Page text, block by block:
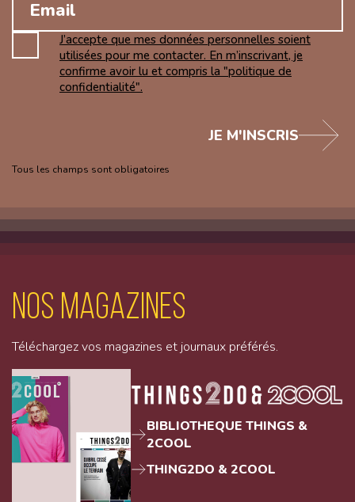
J’accepte que mes données personnelles soient
utilisées pour me contacter. En m’inscrivant, je
confirme avoir lu et compris la "politique de
confidentialité".
Tous les champs sont obligatoires
JE M'INSCRIS
Nos magazines
Téléchargez vos magazines et journaux préférés.
BIBLIOTHEQUE THINGS &
2COOL
THING2DO & 2COOL